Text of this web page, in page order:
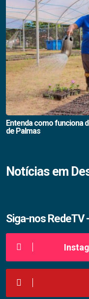
Entenda como funciona
de Palmas
Notícias em
Siga-nos RedeTV